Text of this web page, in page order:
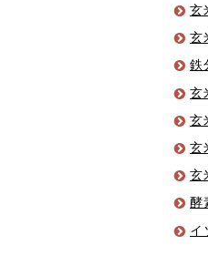
玄
玄
鉄
玄
玄
玄
玄
酵
イ